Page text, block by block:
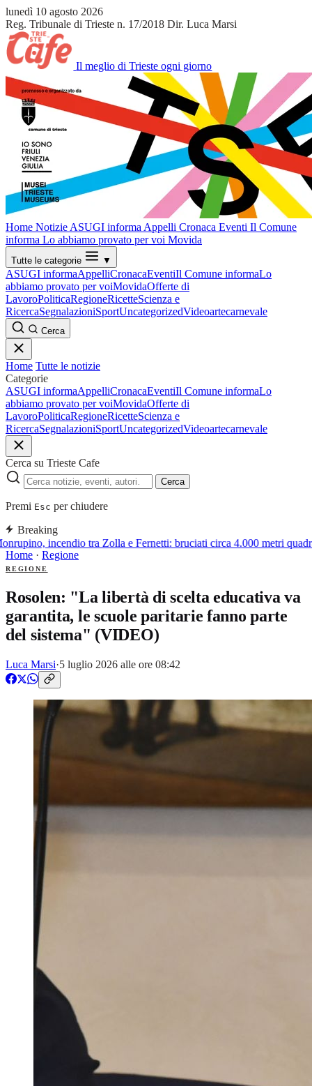
lunedì 10 agosto 2026
Reg. Tribunale di Trieste n. 17/2018 Dir. Luca Marsi
Il meglio di Trieste ogni giorno
Home Notizie ASUGI informa Appelli Cronaca Eventi Il Comune
informa Lo abbiamo provato per voi Movida
Tutte le categorie ▼
ASUGI informaAppelliCronacaEventiIl Comune informaLo
abbiamo provato per voiMovidaOfferte di
LavoroPoliticaRegioneRicetteScienza e
RicercaSegnalazioniSportUncategorizedVideoartecarnevale
Cerca
Home Tutte le notizie
Categorie
ASUGI informaAppelliCronacaEventiIl Comune informaLo
abbiamo provato per voiMovidaOfferte di
LavoroPoliticaRegioneRicetteScienza e
RicercaSegnalazioniSportUncategorizedVideoartecarnevale
Cerca su Trieste Cafe
Cerca
Premi Esc per chiudere
Breaking
incendio tra Zolla e Fernetti: bruciati circa 4.000 metri
Home · Regione
REGIONE
Rosolen: "La libertà di scelta educativa va
garantita, le scuole paritarie fanno parte
del sistema" (VIDEO)
Luca Marsi·5 luglio 2026 alle ore 08:42